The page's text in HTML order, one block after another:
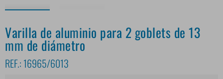
Varilla de aluminio para 2 goblets de 13
mm de diámetro
REF.: 16965/6013